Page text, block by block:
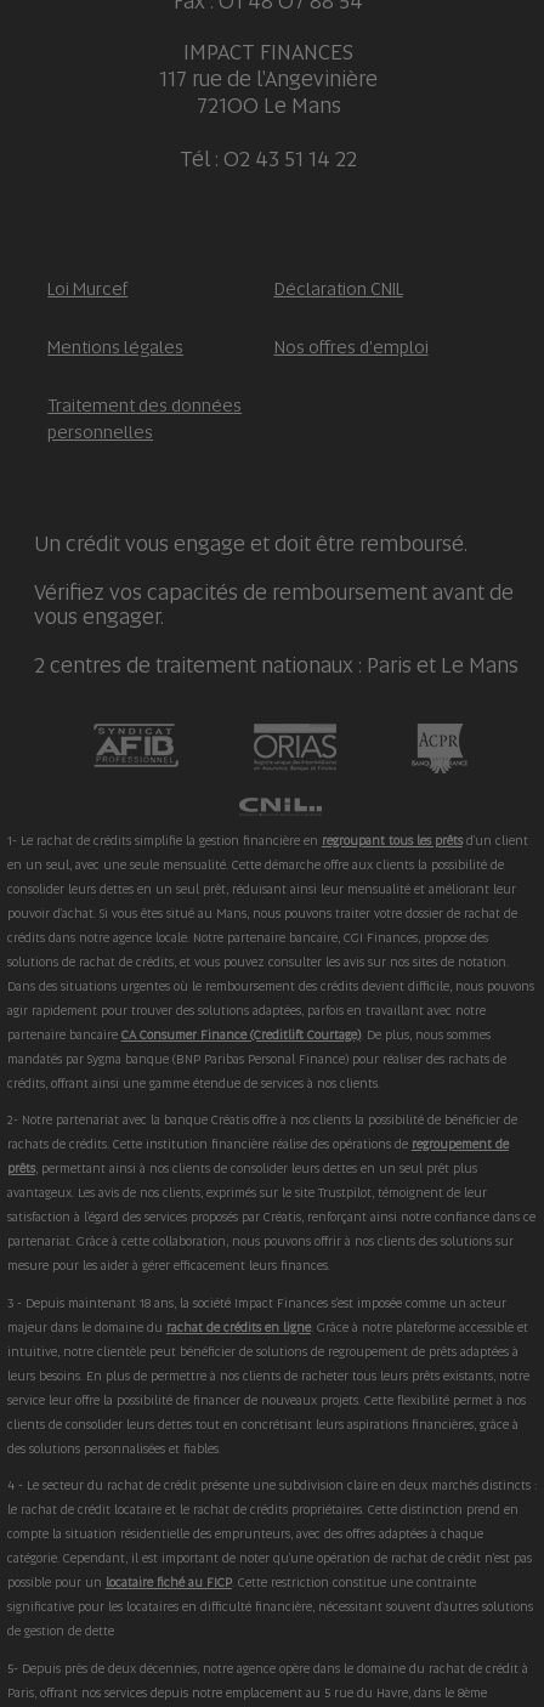
IMPACT FINANCES
117 rue de l'Angevinière
72100 Le Mans
Tél : 02 43 51 14 22
Loi Murcef Déclaration CNIL
Mentions légales Nos offres d'emploi
Traitement des données
personnelles
Un crédit vous engage et doit être remboursé.
Vérifiez vos capacités de remboursement avant de
vous engager.
2 centres de traitement nationaux : Paris et Le Mans
1- Le rachat de crédits simplifie la gestion financière en regroupant tous les prêtsd'un client
en un seul, avec une seule mensualité. Cette démarche offre aux clients la possibilité de
consolider leurs dettes en un seul prêt, réduisant ainsi leur mensualité et améliorant leur
pouvoir d'achat. Si vous êtes situé au Mans, nous pouvons traiter votre dossier de rachat de
crédits dans notre agence locale. Notre partenaire bancaire, CGI Finances, propose des
solutions de rachat de crédits, et vous pouvez consulter les avis sur nos sites de notation.
Dans des situations urgentes où le remboursement des crédits devient difficile, nous pouvons
agir rapidement pour trouver des solutions adaptées, parfois en travaillant avec notre
partenaire bancaire CA Consumer Finance (Creditlift Courtage). De plus, nous sommes
mandatés par Sygma banque (BNP Paribas Personal Finance) pour réaliser des rachats de
crédits, offrant ainsi une gamme étendue de services à nos clients.
2- Notre partenariat avec la banque Créatis offre à nos clients la possibilité de bénéficier de
rachats de crédits. Cette institution financière réalise des opérations de regroupement de
prêts, permettant ainsi à nos clients de consolider leurs dettes en un seul prêt plus
avantageux. Les avis de nos clients, exprimés sur le site Trustpilot, témoignent de leur
satisfaction à l'égard des services proposés par Créatis, renforçant ainsi notre confiance dans ce
partenariat. Grâce à cette collaboration, nous pouvons offrir à nos clients des solutions sur
mesure pour les aider à gérer efficacement leurs finances.
3 - Depuis maintenant 18 ans, la société Impact Finances s'est imposée comme un acteur
majeur dans le domaine du rachat de crédits en ligne. Grâce à notre plateforme accessible et
intuitive, notre clientèle peut bénéficier de solutions de regroupement de prêts adaptées à
leurs besoins. En plus de permettre à nos clients de racheter tous leurs prêts existants, notre
service leur offre la possibilité de financer de nouveaux projets. Cette flexibilité permet à nos
clients de consolider leurs dettes tout en concrétisant leurs aspirations financières, grâce à
des solutions personnalisées et fiables.
4 - Le secteur du rachat de crédit présente une subdivision claire en deux marchés distincts :
le rachat de crédit locataire et le rachat de crédits propriétaires. Cette distinction prend en
compte la situation résidentielle des emprunteurs, avec des offres adaptées à chaque
catégorie. Cependant, il est important de noter qu'une opération de rachat de crédit n'est pas
possible pour un locataire fiché au FICP. Cette restriction constitue une contrainte
significative pour les locataires en difficulté financière, nécessitant souvent d'autres solutions
de gestion de dette
5- Depuis près de deux décennies, notre agence opère dans le domaine du rachat de crédit à
Paris, offrant nos services depuis notre emplacement au 5 rue du Havre, dans le 8ème